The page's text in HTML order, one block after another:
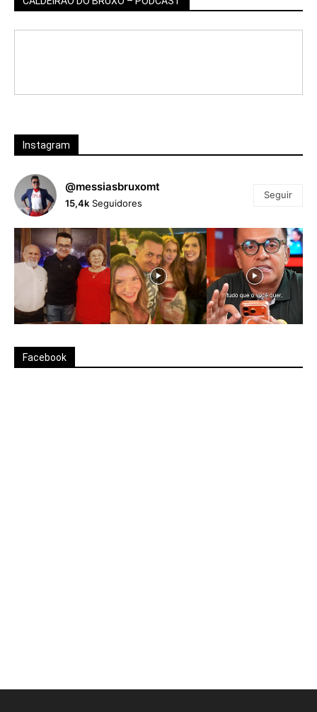
Instagram
@messiasbruxomt
15,4k Seguidores
Seguir
Facebook